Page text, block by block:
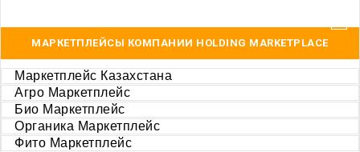
МАРКЕТПЛЕЙСЫ КОМПАНИИ HOLDING MARKETPLACE
Маркетплейс Казахстана
Агро Маркетплейс
Био Маркетплейс
Органика Маркетплейс
Фито Маркетплейс